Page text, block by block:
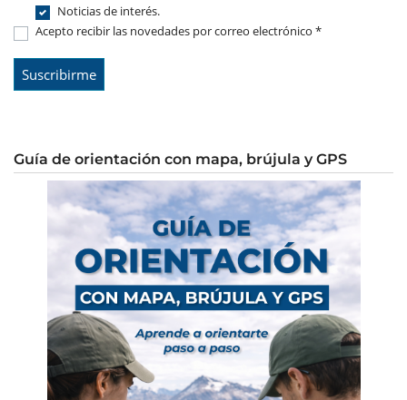
Noticias de interés.
Acepto recibir las novedades por correo electrónico *
Guía de orientación con mapa, brújula y GPS